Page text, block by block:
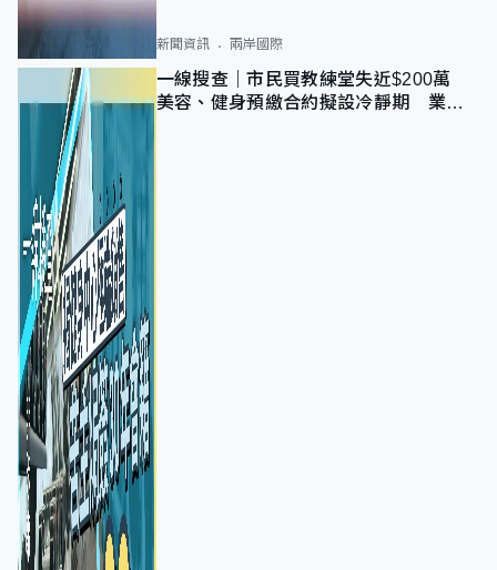
新聞資訊 兩岸國際
一線搜查｜市民買教練堂失近$200萬
美容、健身預繳合約擬設冷靜期 業界